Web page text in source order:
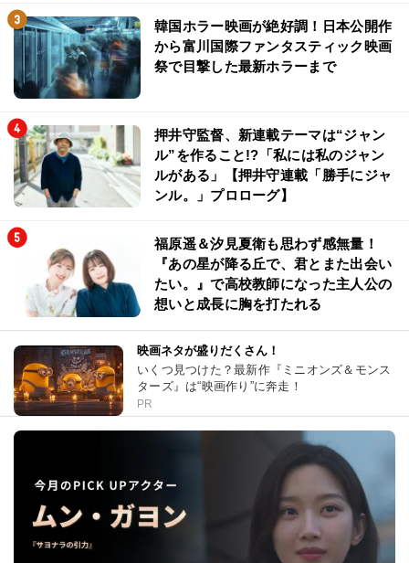
韓国ホラー映画が絶好調！日本公開作
から富川国際ファンタスティック映画
祭で目撃した最新ホラーまで
押井守監督、新連載テーマは“ジャン
ル”を作ること!?「私には私のジャン
ルがある」【押井守連載「勝手にジャ
ンル。」プロローグ】
福原遥＆汐見夏衛も思わず感無量！
『あの星が降る丘で、君とまた出会い
たい。』で高校教師になった主人公の
想いと成長に胸を打たれる
映画ネタが盛りだくさん！
いくつ見つけた？最新作『ミニオンズ＆モンス
ターズ』は“映画作り”に奔走！
PR